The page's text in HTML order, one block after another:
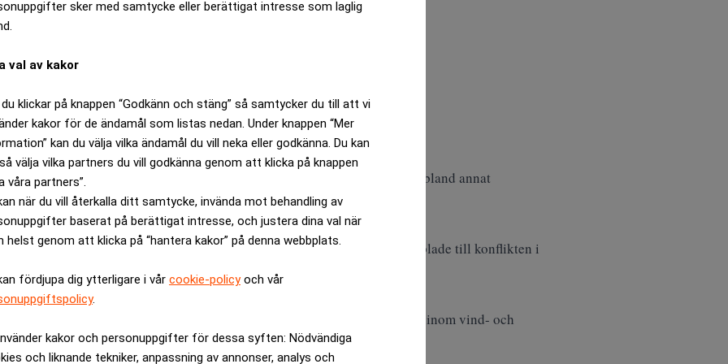
sker med samtycke eller berättigat intresse som laglig
val av kakor
klickar på knappen “Godkänn och stäng” så samtycker du till att vi
kakor för de ändamål som listas nedan. Under knappen “Mer
kan du välja vilka ändamål du vill neka eller godkänna. Du kan
välja vilka partners du vill godkänna genom att klicka på knappen
våra partners”.
när du vill återkalla ditt samtycke, invända mot behandling av
baserat på berättigat intresse, och justera dina val när
helst genom att klicka på “hantera kakor” på denna webbplats.
fördjupa dig ytterligare i vår cookie-policyoch vår
.
kakor och personuppgifter för dessa syften: Nödvändiga
och liknande tekniker, anpassning av annonser, analys och
av export – skapar problem. Realtid
detaljhandeln är att effekten från statliga program för inbytesköp av bland annat
Dessa åtgärder har tidigare hjälpt till att hålla uppe konsumtionen.
håll.
väger tungt, samtidigt som högre kostnader för råvaror och energi kopplade till konflikten i
mindre attraktiva.
kompensera för nedgången.
försöker minska investeringar med låg avkastning. Flera projekt inom vind- och
efter bedömningar om svag lönsamhet.